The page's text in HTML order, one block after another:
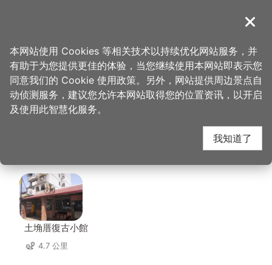
導覽
首页 > 想去的地方 > 住宿 > 长缇都会商务旅馆
长缇都会商务旅馆 周边
店家
土埆厝復古小館
4.7 公里
关闭
本网站使用 Cookies 等相关技术以持续优化网站服务，并
有助于为您提供更佳的体验，当您继续使用本网站即表示您
同意我们的 Cookie 使用政策。另外，网站提供周边景点自
动侦测服务，建议您允许本网站取得您的位置资讯，以开启
及使用此智慧化服务。
我知道了